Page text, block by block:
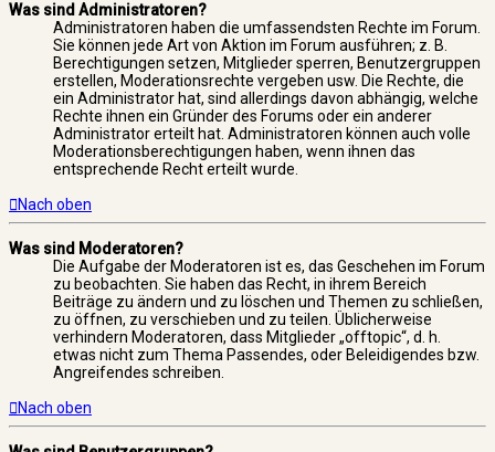
Was sind Administratoren?
Administratoren haben die umfassendsten Rechte im Forum.
Sie können jede Art von Aktion im Forum ausführen; z. B.
Berechtigungen setzen, Mitglieder sperren, Benutzergruppen
erstellen, Moderationsrechte vergeben usw. Die Rechte, die
ein Administrator hat, sind allerdings davon abhängig, welche
Rechte ihnen ein Gründer des Forums oder ein anderer
Administrator erteilt hat. Administratoren können auch volle
Moderationsberechtigungen haben, wenn ihnen das
entsprechende Recht erteilt wurde.
Nach oben
Was sind Moderatoren?
Die Aufgabe der Moderatoren ist es, das Geschehen im Forum
zu beobachten. Sie haben das Recht, in ihrem Bereich
Beiträge zu ändern und zu löschen und Themen zu schließen,
zu öffnen, zu verschieben und zu teilen. Üblicherweise
verhindern Moderatoren, dass Mitglieder „offtopic“, d. h.
etwas nicht zum Thema Passendes, oder Beleidigendes bzw.
Angreifendes schreiben.
Nach oben